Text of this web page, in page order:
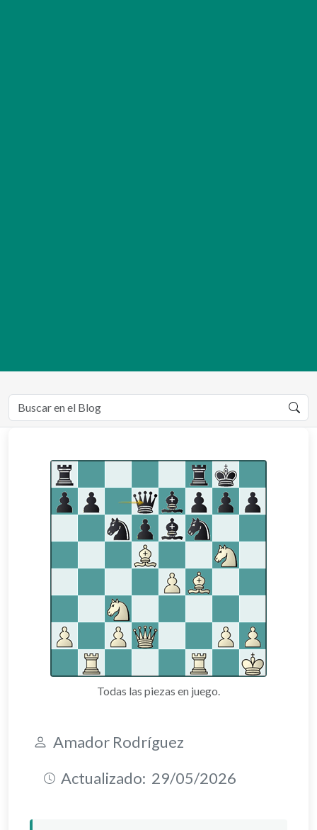
Todas las piezas en juego.
Amador Rodríguez
Actualizado: 29/05/2026